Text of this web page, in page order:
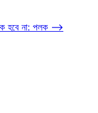
হবে না: পলক ⟶